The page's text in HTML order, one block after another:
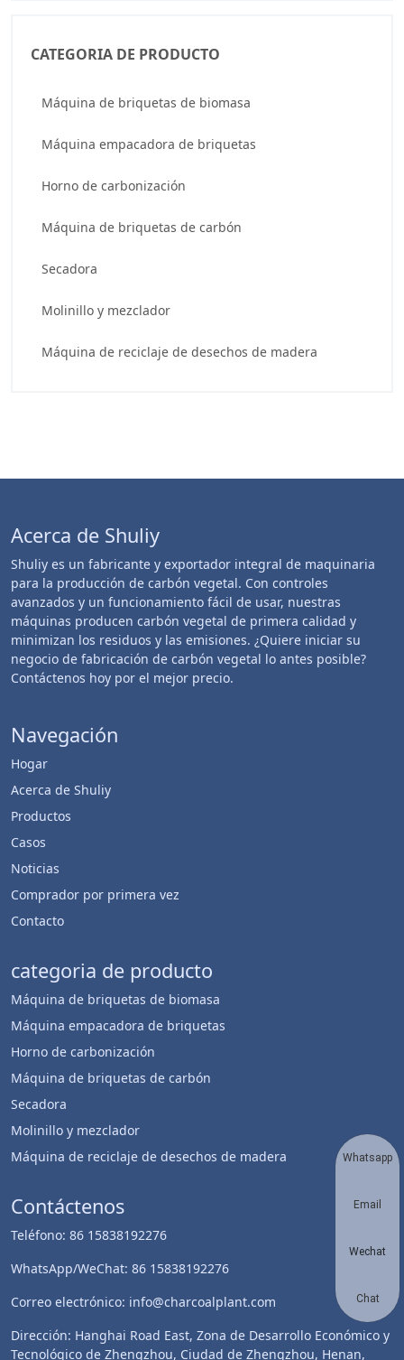
CATEGORIA DE PRODUCTO
Máquina de briquetas de biomasa
Máquina empacadora de briquetas
Horno de carbonización
Máquina de briquetas de carbón
Secadora
Molinillo y mezclador
Máquina de reciclaje de desechos de madera
Acerca de Shuliy
Shuliy es un fabricante y exportador integral de maquinaria
para la producción de carbón vegetal. Con controles
avanzados y un funcionamiento fácil de usar, nuestras
máquinas producen carbón vegetal de primera calidad y
minimizan los residuos y las emisiones. ¿Quiere iniciar su
negocio de fabricación de carbón vegetal lo antes posible?
Contáctenos hoy por el mejor precio.
Navegación
Hogar
Acerca de Shuliy
Productos
Casos
Noticias
Comprador por primera vez
Contacto
categoria de producto
Máquina de briquetas de biomasa
Máquina empacadora de briquetas
Horno de carbonización
Máquina de briquetas de carbón
Secadora
Molinillo y mezclador
Máquina de reciclaje de desechos de madera
Contáctenos
Teléfono: 86 15838192276
WhatsApp/WeChat: 86 15838192276
Correo electrónico: info@charcoalplant.com
Dirección: Hanghai Road East, Zona de Desarrollo Económico y
Tecnológico de Zhengzhou, Ciudad de Zhengzhou, Henan,
Whatsapp
Email
Wechat
Chat